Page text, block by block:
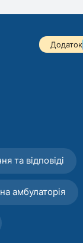
Додаток
та відповіді
амбулаторія